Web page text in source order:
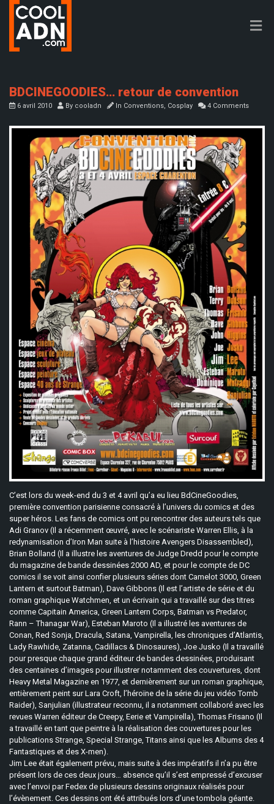
BDCINEGOODIES… retour de convention
6 avril 2010 By cooladn In Conventions, Cosplay 4 Comments
C’est lors du week-end du 3 et 4 avril qu’a eu lieu BdCineGoodies,
première convention parisienne consacré à l’univers du comics et des
super héros. Les fans de comics ont pu rencontrer des auteurs tels que
Adi Granov (Il a récemment œuvré, avec le scénariste Warren Ellis, à la
redynamisation d’Iron Man suite à l’histoire Avengers Disassembled),
Brian Bolland (Il a illustre les aventures de Judge Dredd pour le compte
du magazine de bande dessinées 2000 AD, et pour le compte de DC
comics il se voit ainsi confier plusieurs séries dont Camelot 3000, Green
Lantern et surtout Batman), Dave Gibbons (Il est l’artiste de série et du
roman graphique Watchmen, et un écrivain qui a travaillé sur des titres
comme Capitain America, Green Lantern Corps, Batman vs Predator,
Rann – Thanagar War), Esteban Maroto (Il a illustré les aventures de
Conan, Red Sonja, Dracula, Satana, Vampirella, les chroniques d’Atlantis,
Lady Rawhide, Zatanna, Cadillacs & Dinosaures), Joe Jusko (Il a travaillé
pour presque chaque grand éditeur de bandes dessinées, produisant
des centaines d’images pour illustrer notamment des couvertures, dont
Heavy Metal Magazine en 1977, et dernièrement sur un roman graphique,
entièrement peint sur Lara Croft, l’héroïne de la série du jeu vidéo Tomb
Raider), Sanjulian (illustrateur reconnu, il a notamment collaboré avec les
revues Warren éditeur de Creepy, Eerie et Vampirella), Thomas Frisano (Il
a travaillé en tant que peintre à la réalisation des couvertures pour les
publications Strange, Special Strange, Titans ainsi que les Albums des 4
Fantastiques et des X-men).
Jim Lee était également prévu, mais suite à des impératifs il n’a pu être
présent lors de ces deux jours… absence qu’il s’est empressé d’excuser
avec l’envoi par Fedex de plusieurs dessins originaux réalisés pour
l’évènement. Ces dessins ont été attribués lors d’une tombola géante.